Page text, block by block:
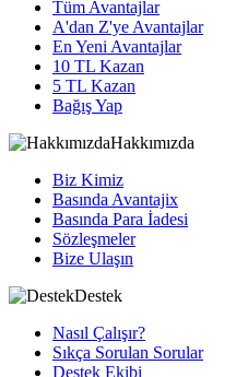
Tüm Avantajlar
A'dan Z'ye Avantajlar
En Yeni Avantajlar
10 TL Kazan
5 TL Kazan
Bağış Yap
Hakkımızda
Biz Kimiz
Basında Avantajix
Basında Para İadesi
Sözleşmeler
Bize Ulaşın
Destek
Nasıl Çalışır?
Sıkça Sorulan Sorular
Destek Ekibi